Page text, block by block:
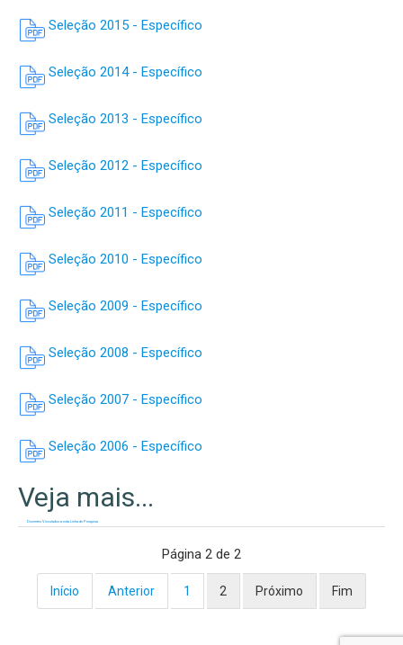
Seleção 2015 - Específico
Seleção 2014 - Específico
Seleção 2013 - Específico
Seleção 2012 - Específico
Seleção 2011 - Específico
Seleção 2010 - Específico
Seleção 2009 - Específico
Seleção 2008 - Específico
Seleção 2007 - Específico
Seleção 2006 - Específico
Docentes Vinculados a esta Linha de Pesquisa
Página 2 de 2
Início Anterior 1 2 Próximo Fim